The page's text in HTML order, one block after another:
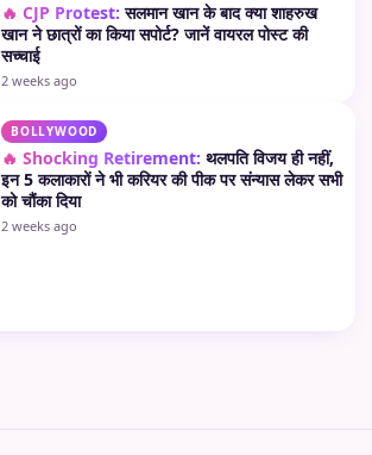
🔥 CJP Protest: सलमान खान के बाद क्या शाहरुख
खान ने छात्रों का किया सपोर्ट? जानें वायरल पोस्ट की
सच्चाई
2 weeks ago
BOLLYWOOD
🔥 Shocking Retirement: थलपति विजय ही नहीं,
इन 5 कलाकारों ने भी करियर की पीक पर संन्यास लेकर सभी
को चौंका दिया
2 weeks ago